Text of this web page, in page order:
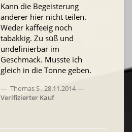
Kann die Begeisterung
anderer hier nicht teilen.
Weder kaffeeig noch
tabakkig. Zu süß und
undefinierbar im
Geschmack. Musste ich
gleich in die Tonne geben.
Thomas S,28.11.2014
Verifizierter Kauf